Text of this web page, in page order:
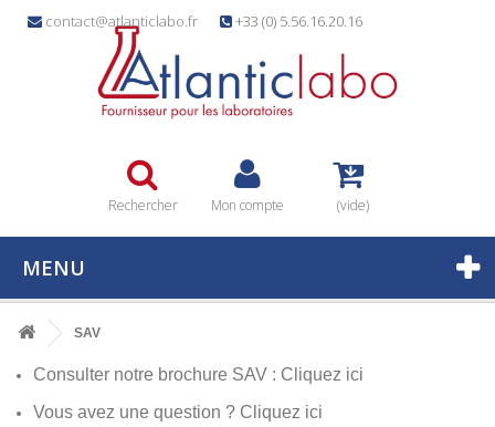
contact@atlanticlabo.fr +33 (0) 5.56.16.20.16
Rechercher Mon compte (vide)
MENU
SAV
Consulter notre brochure SAV : Cliquez ici
Vous avez une question ? Cliquez ici